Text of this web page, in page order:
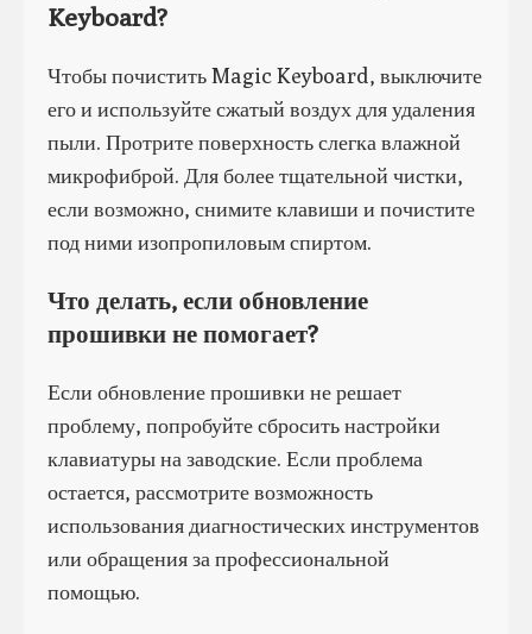
Keyboard?
Чтобы почистить Magic Keyboard, выключите
его и используйте сжатый воздух для удаления
пыли. Протрите поверхность слегка влажной
микрофиброй. Для более тщательной чистки,
если возможно, снимите клавиши и почистите
под ними изопропиловым спиртом.
Что делать, если обновление
прошивки не помогает?
Если обновление прошивки не решает
проблему, попробуйте сбросить настройки
клавиатуры на заводские. Если проблема
остается, рассмотрите возможность
использования диагностических инструментов
или обращения за профессиональной
помощью.